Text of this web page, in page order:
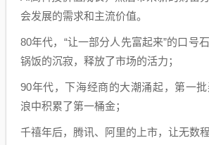
会发展的需求和主流价值。
80年代，“让一部分人先富起来”的口号
锅饭的沉寂，释放了市场的活力；
90年代，下海经商的大潮涌起，第一
浪中积累了第一桶金；
千禧年后，腾讯、阿里的上市，让无数